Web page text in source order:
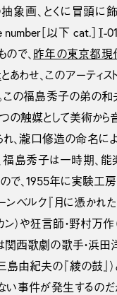
象画、とくに冒頭に
number［以下 cat.］Ⅰ-
で、 昨年の東京都現
とあわせ、このアーティ
。この福島秀子の弟の
つの触媒として美術か
れ、瀧口修造の命名に
福島秀子は一時期、
ので、1955年に実験工
ンベルク『月に憑かれ
）や狂言師・野村万作
関西歌劇の歌手・浜田洋
由紀夫の『綾の鼓』）
い事件が発生するの